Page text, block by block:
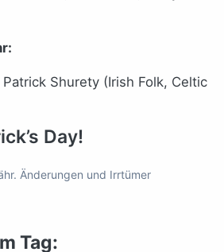
Shurety (Irish Folk, Celtic
Day!
Änderungen und Irrtümer
Tag: